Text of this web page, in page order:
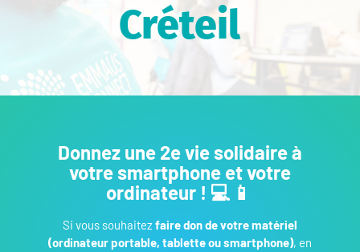
Créteil
Donnez une 2e vie solidaire à
votre smartphone et votre
ordinateur ! 💻 📱
Si vous souhaitezfaire don de votre matériel
(ordinateur portable, tablette ou smartphone), en